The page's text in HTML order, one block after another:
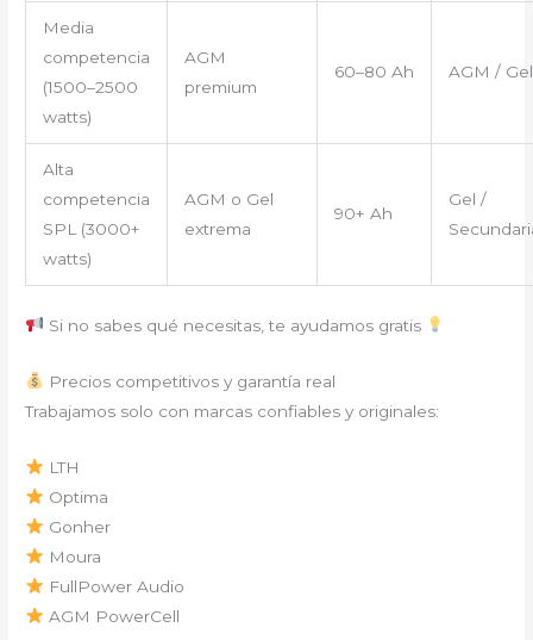
Media
competencia
(1500–2500
watts)
AGM
premium
60–80 Ah AGM / Gel
Alta
competencia
SPL (3000+
watts)
AGM o Gel
extrema
90+ Ah
Gel /
Si no sabes qué necesitas, te ayudamos gratis
Precios competitivos y garantía real
Trabajamos solo con marcas confiables y originales:
LTH
Optima
Gonher
Moura
FullPower Audio
AGM PowerCell